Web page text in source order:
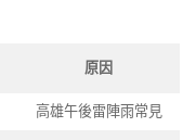
原因
高雄午後雷陣雨常見